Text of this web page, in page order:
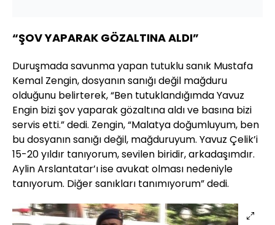
“ŞOV YAPARAK GÖZALTINA ALDI”
Duruşmada savunma yapan tutuklu sanık Mustafa
Kemal Zengin, dosyanın sanığı değil mağduru
olduğunu belirterek, “Ben tutuklandığımda Yavuz
Engin bizi şov yaparak gözaltına aldı ve basına bizi
servis etti.” dedi. Zengin, “Malatya doğumluyum, ben
bu dosyanın sanığı değil, mağduruyum. Yavuz Çelik’i
15-20 yıldır tanıyorum, sevilen biridir, arkadaşımdır.
Aylin Arslantatar’ı ise avukat olması nedeniyle
tanıyorum. Diğer sanıkları tanımıyorum” dedi.